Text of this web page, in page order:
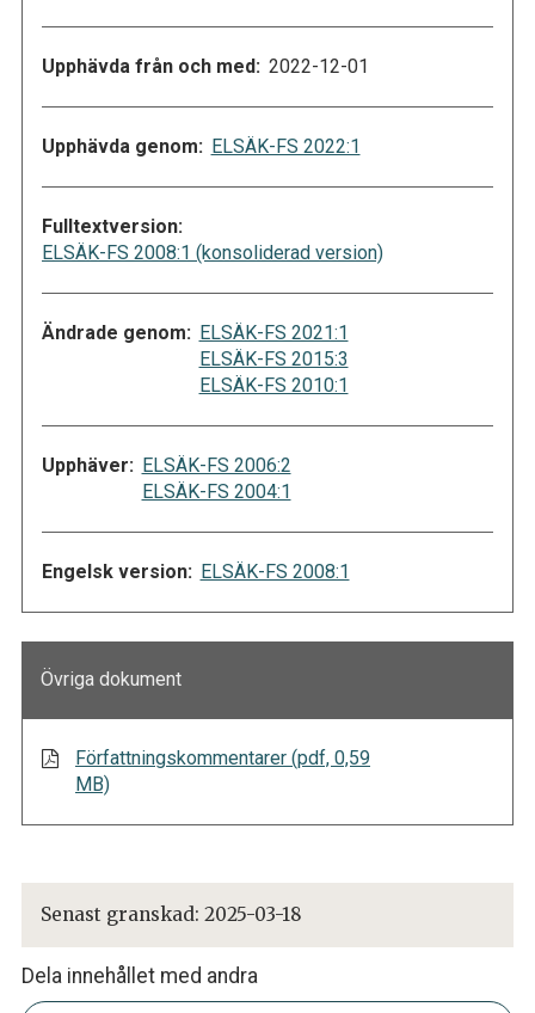
Upphävda från och med: 2022-12-01
Upphävda genom: ELSÄK-FS 2022:1
Fulltextversion:
ELSÄK-FS 2008:1 (konsoliderad version)
Ändrade genom: ELSÄK-FS 2021:1
ELSÄK-FS 2015:3
ELSÄK-FS 2010:1
Upphäver: ELSÄK-FS 2006:2
ELSÄK-FS 2004:1
Engelsk version: ELSÄK-FS 2008:1
Övriga dokument
Författningskommentarer (pdf, 0,59
MB)
Senast granskad: 2025-03-18
Dela innehållet med andra